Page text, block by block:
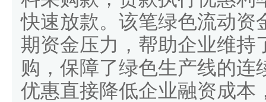
快速放款。该笔绿色流动资
期资金压力，帮助企业维持
购，保障了绿色生产线的连
优惠直接降低企业融资成本